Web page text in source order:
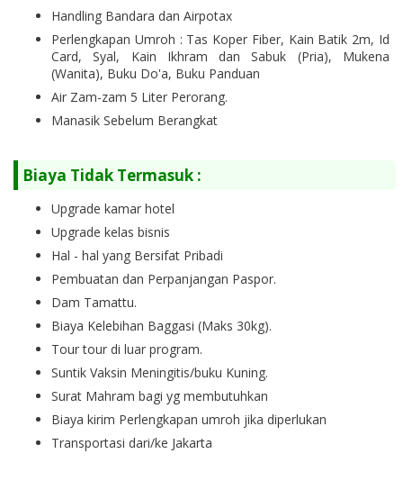
Handling Bandara dan Airpotax
Perlengkapan Umroh : Tas Koper Fiber, Kain Batik 2m, Id
Card, Syal, Kain Ikhram dan Sabuk (Pria), Mukena
(Wanita), Buku Do'a, Buku Panduan
Air Zam-zam 5 Liter Perorang.
Manasik Sebelum Berangkat
Biaya Tidak Termasuk :
Upgrade kamar hotel
Upgrade kelas bisnis
Hal - hal yang Bersifat Pribadi
Pembuatan dan Perpanjangan Paspor.
Dam Tamattu.
Biaya Kelebihan Baggasi (Maks 30kg).
Tour tour di luar program.
Suntik Vaksin Meningitis/buku Kuning.
Surat Mahram bagi yg membutuhkan
Biaya kirim Perlengkapan umroh jika diperlukan
Transportasi dari/ke Jakarta